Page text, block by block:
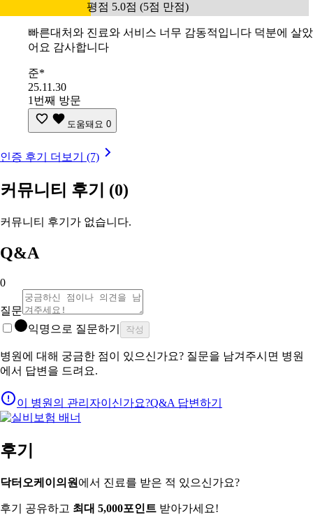
평점 5.0점 (5점 만점)
빠른대처와 진료와 서비스 너무 감동적입니다 덕분에 살았
어요 감사합니다
준*
25.11.30
1번째 방문
도움돼요 0
인증 후기 더보기 (7)
커뮤니티 후기 (0)
커뮤니티 후기가 없습니다.
Q&A
0
질문
익명으로 질문하기
작성
병원에 대해 궁금한 점이 있으신가요? 질문을 남겨주시면 병원
에서 답변을 드려요.
이 병원의 관리자이신가요?Q&A 답변하기
후기
닥터오케이의원 에서 진료를 받은 적 있으신가요?
후기 공유하고 최대 5,000포인트 받아가세요!